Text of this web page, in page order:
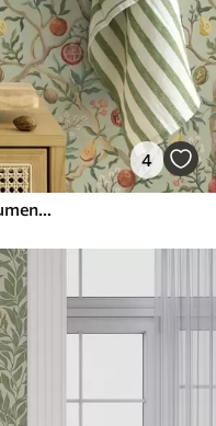
4
Granatapfelfrüchte, Birnen und Blumen auf einem blassgrünen Hintergrund